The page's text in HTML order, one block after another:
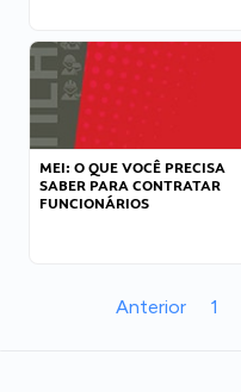
MEI: O QUE VOCÊ PRECISA
SABER PARA CONTRATAR
FUNCIONÁRIOS
Anterior 1